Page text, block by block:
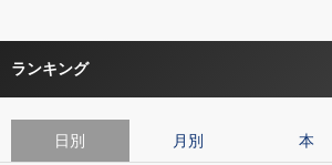
ランキング
日別 月別 本